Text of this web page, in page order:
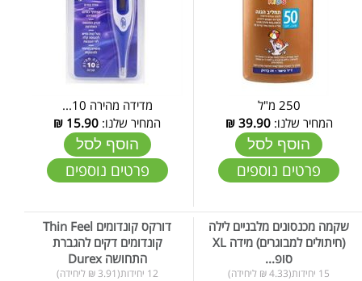
250 מ"ל
המחיר שלנו:39.90
₪
הוסף לסל
פרטים נוספים
מדידה מהירה 10...
המחיר שלנו: 15.90
₪
הוסף לסל
פרטים נוספים
שקמה מכנסונים מלבניים לילה
(חיתולים למבוגרים) מידה XL
סופ...
15 יחידות(4.33 ₪ ליחידה)
דורקס קונדומים Thin Feel
קונדומים דקים להגברת
התחושה Durex
12 יחידות(3.91 ₪ ליחידה)